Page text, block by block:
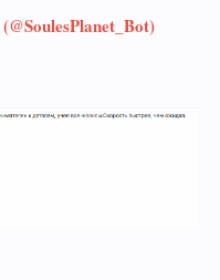
(@SoulesPlanet_Bot)